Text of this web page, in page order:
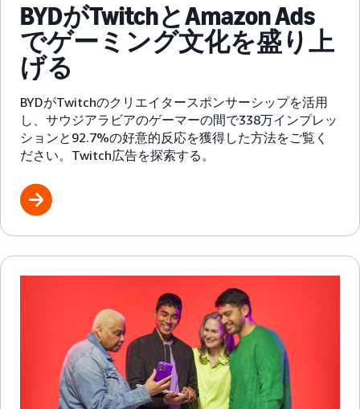
BYDがTwitchとAmazon Ads
でゲーミング文化を盛り上
げる
BYDがTwitchのクリエイタースポンサーシップを活用
し、サウジアラビアのゲーマーの間で338万インプレッ
ションと92.7%の好意的反応を獲得した方法をご覧く
ださい。Twitch広告を探索する。